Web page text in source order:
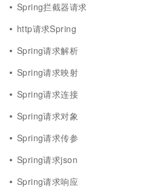
Spring拦截器请求
http请求Spring
Spring请求解析
Spring请求映射
Spring请求连接
Spring请求对象
Spring请求传参
Spring请求json
Spring请求响应